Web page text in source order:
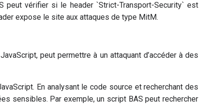
peut vérifier si le header `Strict-Transport-Security` est
expose le site aux attaques de type MitM.
peut permettre à un attaquant d’accéder à des
En analysant le code source et recherchant des
sensibles. Par exemple, un script BAS peut rechercher